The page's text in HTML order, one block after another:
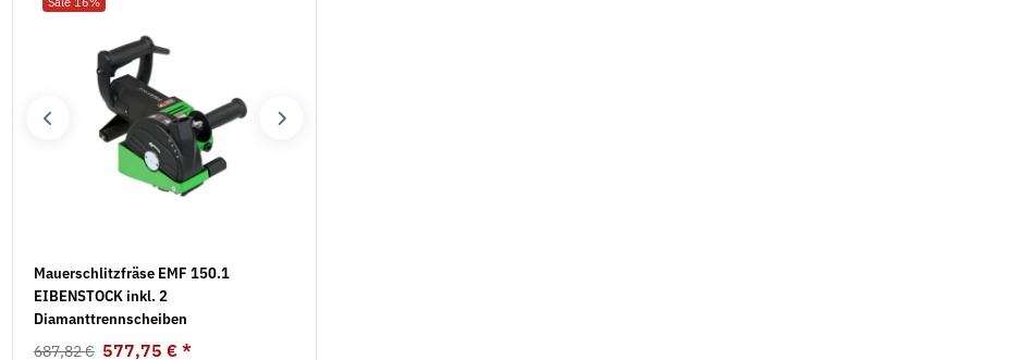
Mauerschlitzfräse EMF 150.1
EIBENSTOCK inkl. 2
Diamanttrennscheiben
687,82 € 577,75 € *